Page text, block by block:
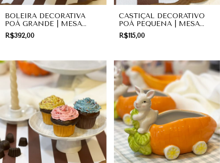
BOLEIRA DECORATIVA
POÁ GRANDE | MESA
POSTA
R$392,00
CASTIÇAL DECORATIVO
POÁ PEQUENA | MESA
POSTA
R$115,00